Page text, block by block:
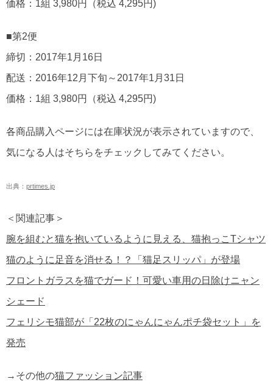
価格：1組 3,980円（税込 4,295円)
■第2便
締切：2017年1月16日
配送：2016年12月下旬～2017年1月31日
価格：1組 3,980円（税込 4,295円)
各商品購入ページには在庫状況が表示されていますので、
気になる人はそちらをチェックしてみてください。
出典： prtimes.jp
＜関連記事＞
腕を組むと猫を抱いているように見える、猫抱っこTシャツ
猫のように足音を消せる！？「猫足スリッパ」が登場
フロントガラスを猫でガード！可愛い車用の日除けニャン
シェード
フェリシモ猫部が「22枚のにゃんにゃんポチ袋セット」を
発売
→その他の猫ファッション記事